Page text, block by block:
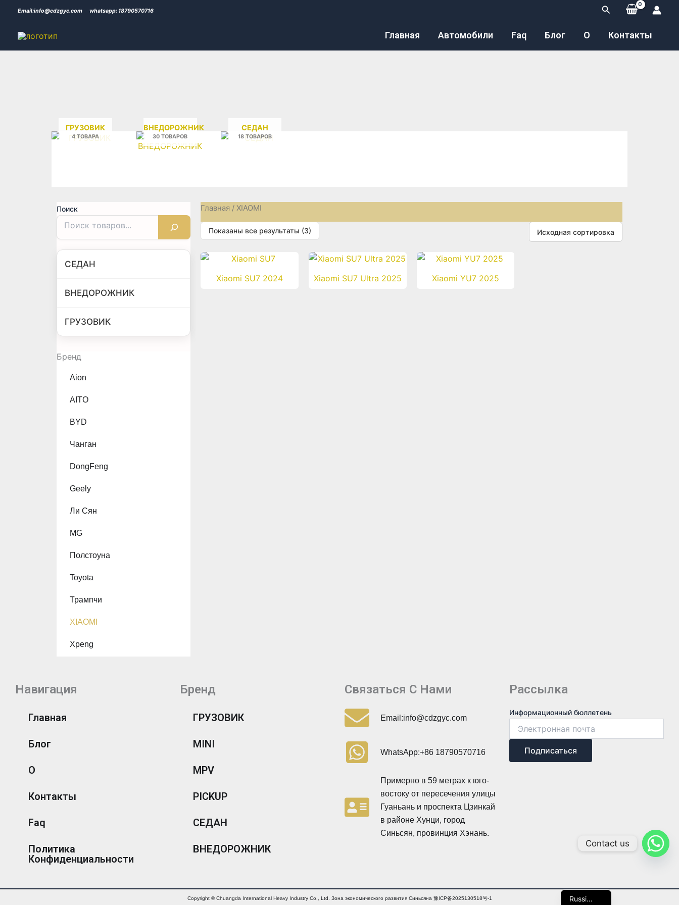
Перейти
содержимому
Email:info@cdzgyc.com whatsapp: 18790570716 Поиск
Главная Автомобили Faq Блог О Контакты
ГРУЗОВИК
4 ТОВАРА
ВНЕДОРОЖНИК
30 ТОВАРОВ
СЕДАН
18 ТОВАРОВ
Поиск
СЕДАН
ВНЕДОРОЖНИК
ГРУЗОВИК
Бренд
Aion
AITO
BYD
Чанган
DongFeng
Geely
Ли Сян
MG
Полстоуна
Toyota
Трампчи
XIAOMI
Xpeng
Главная / XIAOMI
Показаны все результаты (3)
Xiaomi SU7 2024 Xiaomi SU7 Ultra 2025 Xiaomi YU7 2025
Навигация
Главная
Блог
О
Контакты
Faq
Политика
Конфиденциальности
Бренд
ГРУЗОВИК
MINI
MPV
PICKUP
СЕДАН
ВНЕДОРОЖНИК
Связаться С Нами
Email:info@cdzgyc.com
WhatsApp:+86 18790570716
Примерно в 59 метрах к юго-
востоку от пересечения улицы
Гуаньань и проспекта Цзинкай
в районе Хунци, город
Синьсян, провинция Хэнань.
Рассылка
Информационный
бюллетень
Информационный
Информационный бюллетень
Подписаться
Copyright © Chuangda International Heavy Industry Co., Ltd. Зона экономического развития Синьсяна 豫ICP备2025130518号-1 Russian
Arabic
Contact us